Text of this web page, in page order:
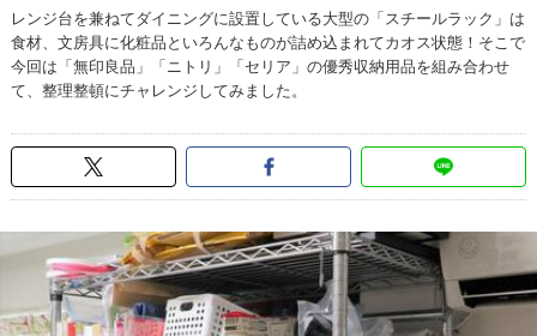
レンジ台を兼ねてダイニングに設置している大型の「スチールラック」は
食材、文房具に化粧品といろんなものが詰め込まれてカオス状態！そこで
今回は「無印良品」「ニトリ」「セリア」の優秀収納用品を組み合わせ
て、整理整頓にチャレンジしてみました。